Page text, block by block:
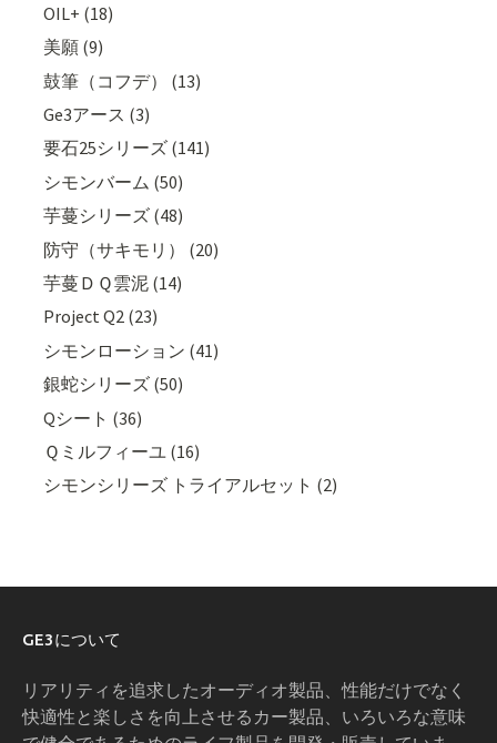
OIL+ (18)
美願 (9)
鼓筆（コフデ） (13)
Ge3アース (3)
要石25シリーズ (141)
シモンバーム (50)
芋蔓シリーズ (48)
防守（サキモリ） (20)
芋蔓ＤＱ雲泥 (14)
Project Q2 (23)
シモンローション (41)
銀蛇シリーズ (50)
Qシート (36)
Ｑミルフィーユ (16)
シモンシリーズ トライアルセット (2)
GE3について
リアリティを追求したオーディオ製品、性能だけでなく
快適性と楽しさを向上させるカー製品、いろいろな意味